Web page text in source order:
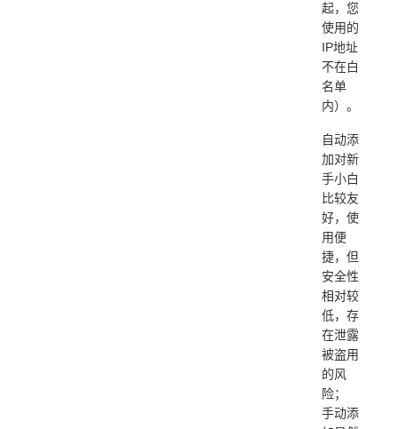
起，您
使用的
IP地址
不在白
名单
内）。
自动添
加对新
手小白
比较友
好，使
用便
捷，但
安全性
相对较
低，存
在泄露
被盗用
的风
险；
手动添